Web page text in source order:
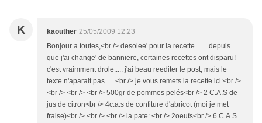
K kaouther 25/05/2009 12:23
Bonjour a toutes,<br /> desolee' pour la recette....... depuis
que j'ai change' de banniere, certaines recettes ont disparu!
c'est vraimment drole..... j'ai beau reediter le post, mais le
texte n'aparait pas..... <br /> je vous remets la recette ici:<br />
<br /> <br /> <br /> 500gr de pommes pelés<br /> 2 C.A.S de
jus de citron<br /> 4c.a.s de confiture d'abricot (moi je met
fraise)<br /> <br /> <br /> la pate: <br /> 2oeufs<br /> 6 C.A.S